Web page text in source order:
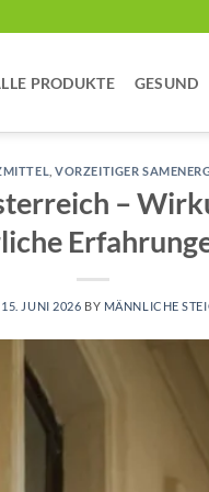
PRODUKTE GESUND
,VORZEITIGER
–
15. JUNI 2026 BY MÄNNLICHE